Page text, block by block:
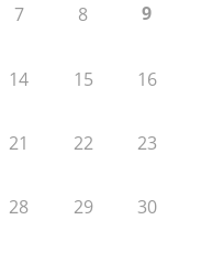
7 8 9
14 15 16
21 22 23
28 29 30